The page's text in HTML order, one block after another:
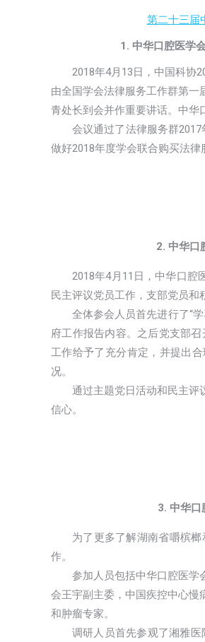
第二十三届
1. 中华口腔医学
2018年4月13日，中国科协
由全国学会法律服务工作群第
青处长到会并作重要讲话。中华
会议通过了法律服务群
做好2018年度学会联合购买法律
2. 中华口
2018年4月11日，中华口腔
民主评议党员工作，支部党员和
全体参会人员首先进行了“
府工作报告内容。之后党支部
工作给予了充分肯定，并提出
况。
通过主题党日活动和民主评
信心。
3. 中华口
为了更多了解湖南省嚼槟
作。
参加人员包括中华口腔医学
会王宇副主委，中国疾控中心慢
和肿瘤专家。
调研人员首先参观了湘雅